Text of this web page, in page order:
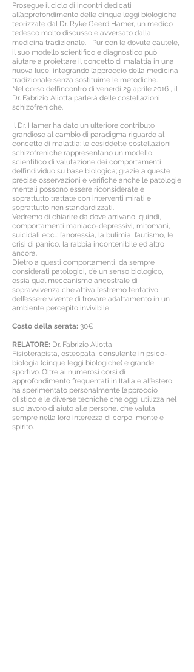
Prosegue il ciclo di incontri dedicati
all’approfondimento delle cinque leggi biologiche
teorizzate dal Dr. Ryke Geerd Hamer, un medico
tedesco molto discusso e avversato dalla
medicina tradizionale. Pur con le dovute cautele,
il suo modello scientifico e diagnostico può
aiutare a proiettare il concetto di malattia in una
nuova luce, integrando l’approccio della medicina
tradizionale senza sostituirne le metodiche.
Nel corso dell’incontro di venerdì 29 aprile 2016 , il
Dr. Fabrizio Aliotta parlerà delle costellazioni
schizofreniche.
Il Dr. Hamer ha dato un ulteriore contributo
grandioso al cambio di paradigma riguardo al
concetto di malattia: le cosiddette costellazioni
schizofreniche rappresentano un modello
scientifico di valutazione dei comportamenti
dell’individuo su base biologica; grazie a queste
precise osservazioni e verifiche anche le patologie
mentali possono essere riconsiderate e
soprattutto trattate con interventi mirati e
soprattutto non standardizzati.
Vedremo di chiarire da dove arrivano, quindi,
comportamenti maniaco-depressivi, mitomani,
suicidali ecc..; l’anoressia, la bulimia, l’autismo, le
crisi di panico, la rabbia incontenibile ed altro
ancora.
Dietro a questi comportamenti, da sempre
considerati patologici, c’è un senso biologico,
ossia quel meccanismo ancestrale di
sopravvivenza che attiva l’estremo tentativo
dell’essere vivente di trovare adattamento in un
ambiente percepito invivibile!!
Costo della serata: 30€
RELATORE: Dr. Fabrizio Aliotta
Fisioterapista, osteopata, consulente in psico-
biologia (cinque leggi biologiche) e grande
sportivo. Oltre ai numerosi corsi di
approfondimento frequentati in Italia e all’estero,
ha sperimentato personalmente l’approccio
olistico e le diverse tecniche che oggi utilizza nel
suo lavoro di aiuto alle persone, che valuta
sempre nella loro interezza di corpo, mente e
spirito.